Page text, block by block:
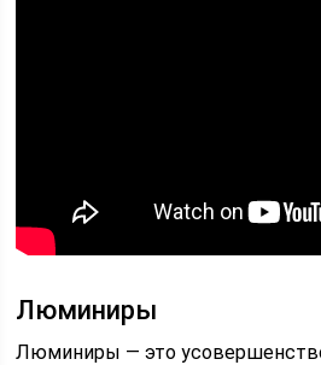
Люминиры
Люминиры — это